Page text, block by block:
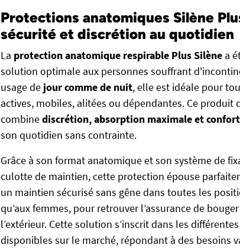
Protections anatomiques Silène
sécurité et discrétion au quotidien
La protection anatomique respirable Plus Silène a
solution optimale aux personnes souffrant
usage de jour comme de nuit, elle est idéale pour
actives, mobiles, alitées ou dépendantes. Ce
combinediscrétion, absorption maximale et
son quotidien sans contrainte.
Grâce à son format anatomique et son système de
culotte de maintien, cette protection épouse
un maintien sécurisé sans gêne dans toutes les
qu’aux femmes, pour retrouver l’assurance de
l’extérieur. Cette solution s’inscrit dans les différentes
disponibles sur le marché, répondant à des besoins